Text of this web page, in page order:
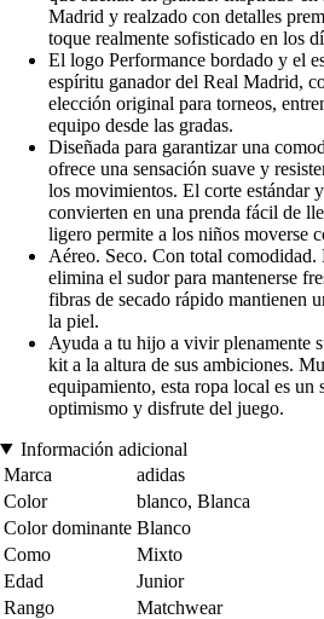
Madrid y realzado con detalles
toque realmente sofisticado en los
El logo Performance bordado y el
espíritu ganador del Real Madrid,
elección original para torneos,
equipo desde las gradas.
Diseñada para garantizar una
ofrece una sensación suave y
los movimientos. El corte estándar
convierten en una prenda fácil de
ligero permite a los niños moverse
Aéreo. Seco. Con total
elimina el sudor para mantenerse
fibras de secado rápido mantienen
la piel.
Ayuda a tu hijo a vivir plenamente
kit a la altura de sus ambiciones.
equipamiento, esta ropa local es
optimismo y disfrute del juego.
Información adicional
Marca
adidas
Color
blanco, Blanca
Color dominante Blanco
Como
Mixto
Edad
Junior
Rango
Matchwear